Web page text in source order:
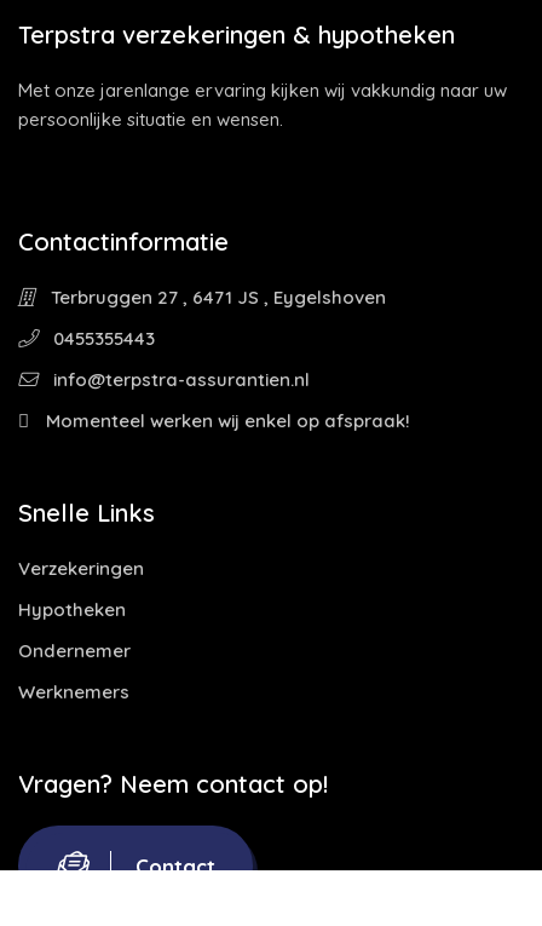
Terpstra verzekeringen & hypotheken
Met onze jarenlange ervaring kijken wij vakkundig naar uw
persoonlijke situatie en wensen.
Contactinformatie
Terbruggen 27 , 6471 JS , Eygelshoven
0455355443
info@terpstra-assurantien.nl
Momenteel werken wij enkel op afspraak!
Snelle Links
Verzekeringen
Hypotheken
Ondernemer
Werknemers
Vragen? Neem contact op!
Contact